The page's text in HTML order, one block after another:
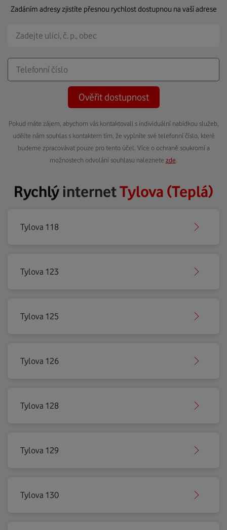
Zadáním adresy zjistíte přesnou rychlost dostupnou na vaší adrese
Ověřit dostupnost
Pokud máte zájem, abychom vás kontaktovali s individuální nabídkou služeb,
udělte nám souhlas s kontaktem tím, že vyplníte své telefonní číslo, které
budeme zpracovávat pouze pro tento účel. Více o ochraně soukromí a
možnostech odvolání souhlasu naleznete zde
RychlýinternetTylova (Teplá)
Tylova 118
Tylova 123
Tylova 125
Tylova 126
Tylova 128
Tylova 129
Tylova 130